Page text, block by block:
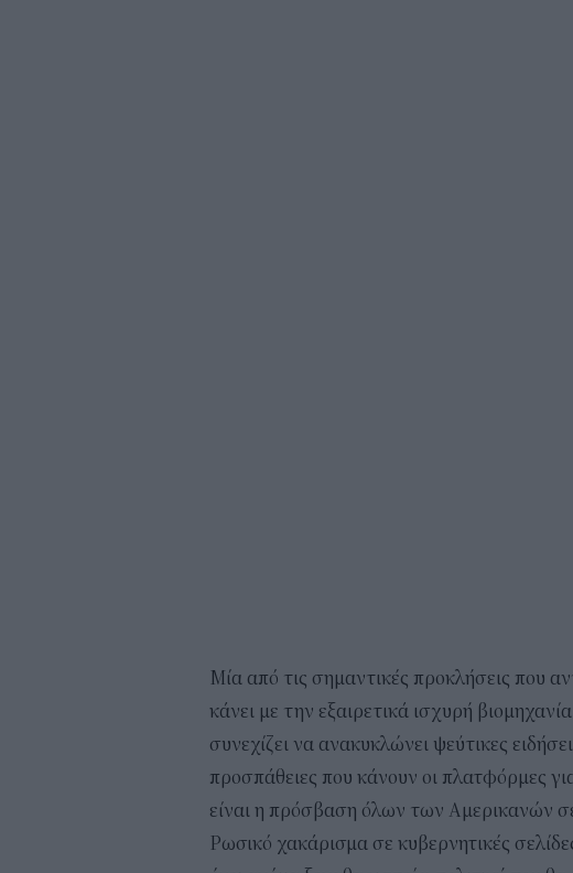
Μία από τις σημαντικές προκλήσεις που
κάνει με την εξαιρετικά ισχυρή
συνεχίζει να ανακυκλώνει ψεύτικες
προσπάθειες που κάνουν οι πλατφόρμες
είναι η πρόσβαση όλων των Αμερικανών
Ρωσικό χακάρισμα σε κυβερνητικές